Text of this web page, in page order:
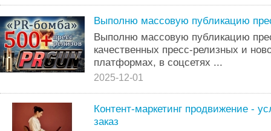
Выполню массовую публикацию
Выполню массовую публикацию
качественных пресс-релизных и
платформах, в соцсетях ...
2025-12-01
Контент-маркетинг продвижение -
заказ